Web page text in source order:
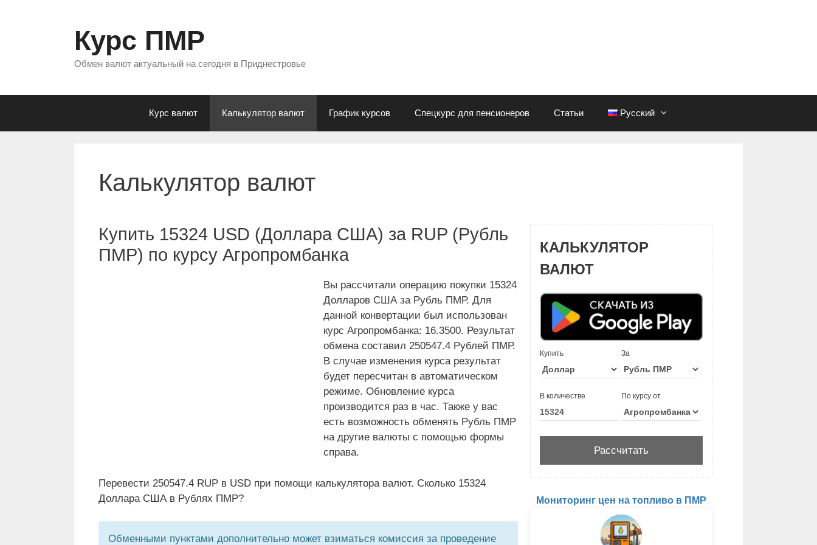
Курс ПМР
Обмен валют актуальный на сегодня в Приднестровье
Курс валют Калькулятор валют График курсов Спецкурс для пенсионеров Статьи Русский
Калькулятор валют
Купить 15324 USD (Доллара США) за RUP (Рубль
ПМР) по курсу Агропромбанка
Вы рассчитали операцию покупки 15324
Долларов США за Рубль ПМР. Для
данной конвертации был использован
курс Агропромбанка: 16.3500. Результат
обмена составил 250547.4 Рублей ПМР.
В случае изменения курса результат
будет пересчитан в автоматическом
режиме. Обновление курса
производится раз в час. Также у вас
есть возможность обменять Рубль ПМР
на другие валюты с помощью формы
справа.
Перевести 250547.4 RUP в USD при помощи калькулятора валют. Сколько 15324
Доллара США в Рублях ПМР?
Обменными пунктами дополнительно может взиматься комиссия за проведение
КАЛЬКУЛЯТОР
ВАЛЮТ
Купить За
В количестве По курсу от
Мониторинг цен на топливо в ПМР